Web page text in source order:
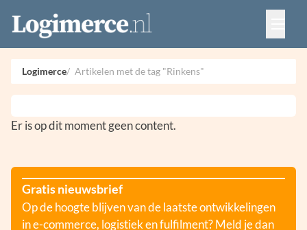
Vacatures
Events
Adverteren
Partners
Logimerce Artikelen met de tag "Rinkens"
Er is op dit moment geen content.
Gratis nieuwsbrief
Op de hoogte blijven van de laatste ontwikkelingen
in e-commerce, logistiek en fulfilment? Meld je dan